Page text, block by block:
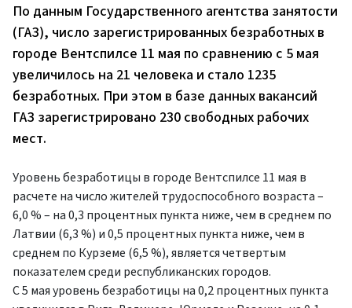
По данным Государственного агентства занятости
(ГАЗ), число зарегистрированных безработных в
городе Вентспилсе 11 мая по сравнению с 5 мая
увеличилось на 21 человека и стало 1235
безработных. При этом в базе данных вакансий
ГАЗ зарегистрировано 230 свободных рабочих
мест.
Уровень безработицы в городе Вентспилсе 11 мая в
расчете на число жителей трудоспособного возраста –
6,0 % – на 0,3 процентных пункта ниже, чем в среднем по
Латвии (6,3 %) и 0,5 процентных пункта ниже, чем в
среднем по Курземе (6,5 %), является четвертым
показателем среди республиканских городов.
С 5 мая уровень безработицы на 0,2 процентных пункта